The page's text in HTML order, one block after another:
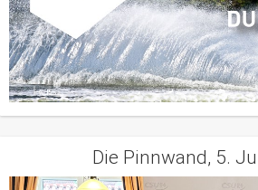
Die Pinnwand, 5.